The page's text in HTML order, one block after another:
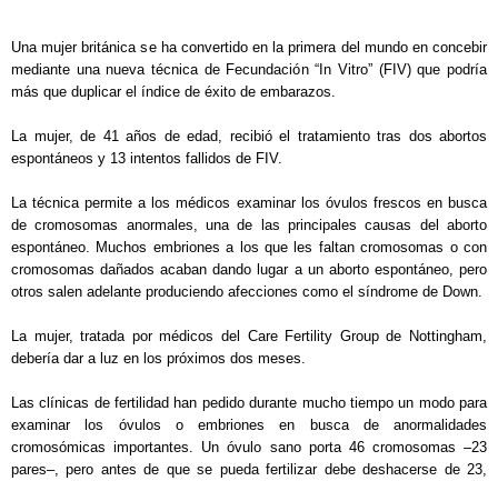
Una mujer británica se ha convertido en la primera del mundo en concebir
mediante una nueva técnica de Fecundación “In Vitro” (FIV) que podría
más que duplicar el índice de éxito de embarazos.
La mujer, de 41 años de edad, recibió el tratamiento tras dos abortos
espontáneos y 13 intentos fallidos de FIV.
La técnica permite a los médicos examinar los óvulos frescos en busca
de cromosomas anormales, una de las principales causas del aborto
espontáneo. Muchos embriones a los que les faltan cromosomas o con
cromosomas dañados acaban dando lugar a un aborto espontáneo, pero
otros salen adelante produciendo afecciones como el síndrome de Down.
La mujer, tratada por médicos del Care Fertility Group de Nottingham,
debería dar a luz en los próximos dos meses.
Las clínicas de fertilidad han pedido durante mucho tiempo un modo para
examinar los óvulos o embriones en busca de anormalidades
cromosómicas importantes. Un óvulo sano porta 46 cromosomas –23
pares–, pero antes de que se pueda fertilizar debe deshacerse de 23,